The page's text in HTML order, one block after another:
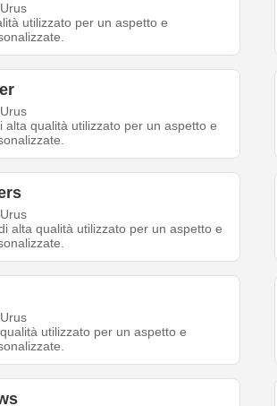
utilizzato per un aspetto e
alta qualità utilizzato per un aspetto e
alta qualità utilizzato per un aspetto e
utilizzato per un aspetto e